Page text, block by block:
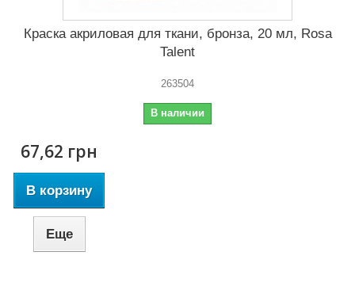
Краска акриловая для ткани, бронза, 20 мл, Rosa
Talent
263504
В наличии
67,62 грн
В корзину
Еще